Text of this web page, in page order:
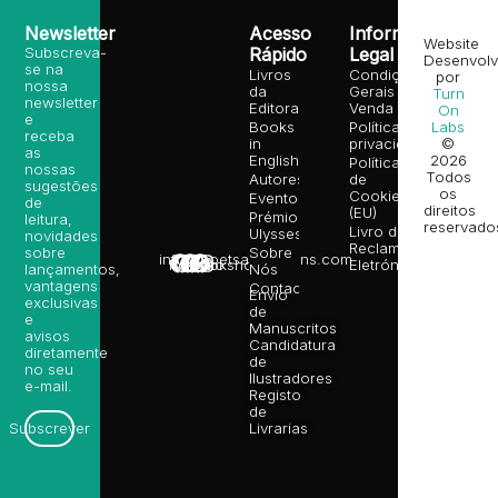
info@poetsandragons.com
Infantil
Adulto
Bookshop
Acesso
Rápido
Livros
da
Editora
Books
in
English
Autores
Eventos
Prémio
Ulysses
Sobre
Nós
Contactos
Envio
de
Manuscritos
Candidatura
de
Ilustradores
Registo
de
Livrarias
Informação
Legal
Condições
Gerais de
Venda
Política de
privacidade
Política
de
Cookies
(EU)
Livro de
Reclamações
Eletrónico
Newsletter
Subscreva-
se na
nossa
newsletter
e
receba
as
nossas
sugestões
de
leitura,
novidades
sobre
lançamentos,
vantagens
exclusivas
e
avisos
diretamente
no seu
e-mail.
Subscrever
Website
por
Turn
On
Labs
©
2026
Todos
os
direitos